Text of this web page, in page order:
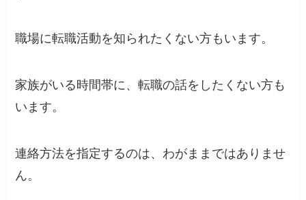
職場に転職活動を知られたくない方もいます。
家族がいる時間帯に、転職の話をしたくない方も
います。
連絡方法を指定するのは、わがままではありませ
ん。